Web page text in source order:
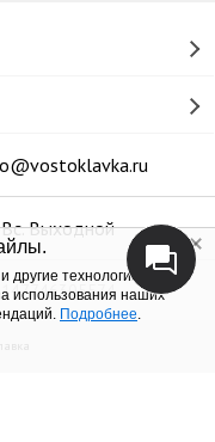
технологии для
использования наших
Подробнее.
Выходной